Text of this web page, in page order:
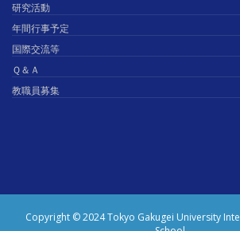
研究活動
年間行事予定
国際交流等
Ｑ＆Ａ
教職員募集
Copyright © 2024 Tokyo Gakugei University